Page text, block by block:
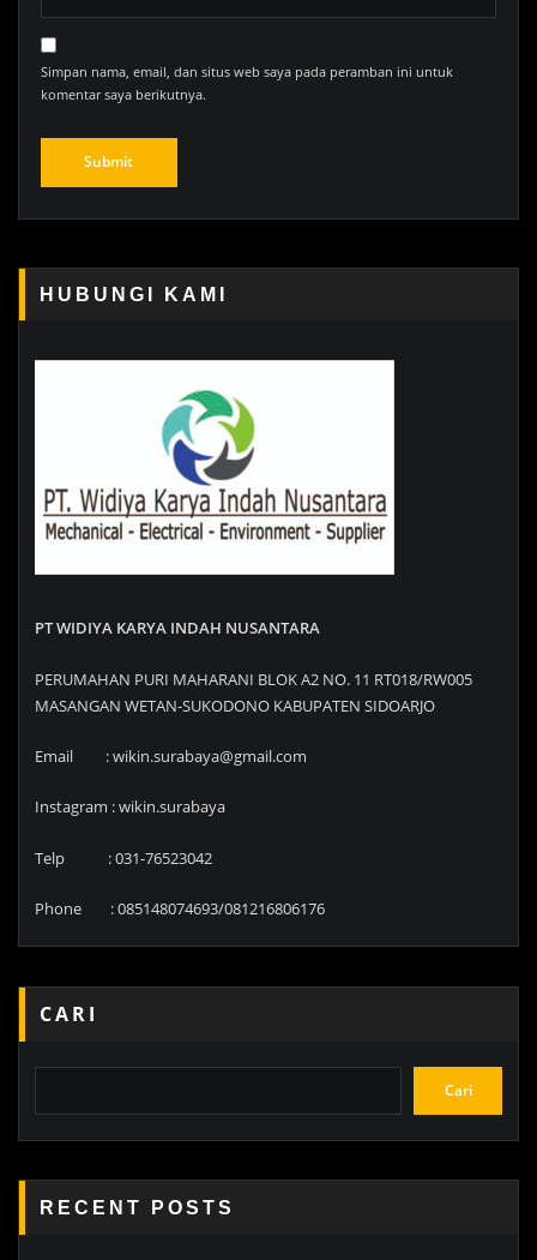
Simpan nama, email, dan situs web saya pada peramban ini untuk
komentar saya berikutnya.
HUBUNGI KAMI
PT WIDIYA KARYA INDAH NUSANTARA
PERUMAHAN PURI MAHARANI BLOK A2 NO. 11 RT018/RW005
MASANGAN WETAN-SUKODONO KABUPATEN SIDOARJO
Email : wikin.surabaya@gmail.com
Instagram : wikin.surabaya
Telp : 031-76523042
Phone : 085148074693/081216806176
CARI
Cari
RECENT POSTS